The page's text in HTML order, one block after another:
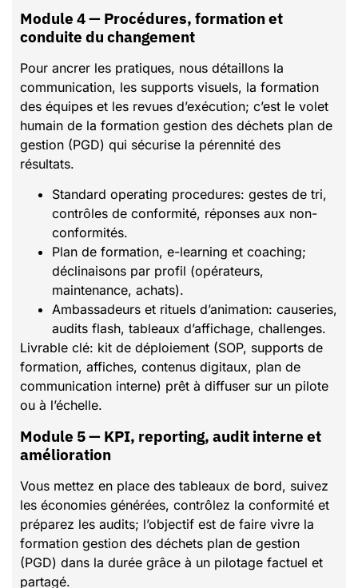
Module 4 — Procédures, formation et
conduite du changement
Pour ancrer les pratiques, nous détaillons la
communication, les supports visuels, la formation
des équipes et les revues d’exécution; c’est le volet
humain de la formation gestion des déchets plan de
gestion (PGD) qui sécurise la pérennité des
résultats.
Standard operating procedures: gestes de tri,
contrôles de conformité, réponses aux non-
conformités.
Plan de formation, e-learning et coaching;
déclinaisons par profil (opérateurs,
maintenance, achats).
Ambassadeurs et rituels d’animation: causeries,
audits flash, tableaux d’affichage, challenges.
Livrable clé: kit de déploiement (SOP, supports de
formation, affiches, contenus digitaux, plan de
communication interne) prêt à diffuser sur un pilote
ou à l’échelle.
Module 5 — KPI, reporting, audit interne et
amélioration
Vous mettez en place des tableaux de bord, suivez
les économies générées, contrôlez la conformité et
préparez les audits; l’objectif est de faire vivre la
formation gestion des déchets plan de gestion
(PGD) dans la durée grâce à un pilotage factuel et
partagé.